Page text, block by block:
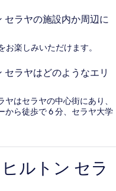
セラヤの施設内か周辺に
楽しみいただけます。
セラヤはどのようなエリ
はセラヤの中心街にあり、
から徒歩で 6 分、セラヤ大学
ルトン セラ